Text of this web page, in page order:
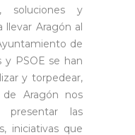
soluciones y
llevar Aragón al
de
y PSOE se han
y torpedear,
Aragón nos
presentar las
iniciativas que